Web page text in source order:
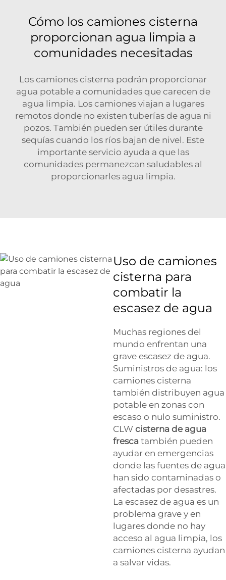
Cómo los camiones cisterna
proporcionan agua limpia a
comunidades necesitadas
Los camiones cisterna podrán proporcionar
agua potable a comunidades que carecen de
agua limpia. Los camiones viajan a lugares
remotos donde no existen tuberías de agua ni
pozos. También pueden ser útiles durante
sequías cuando los ríos bajan de nivel. Este
importante servicio ayuda a que las
comunidades permanezcan saludables al
proporcionarles agua limpia.
Uso de camiones
cisterna para
combatir la
escasez de agua
Muchas regiones del
mundo enfrentan una
grave escasez de agua.
Suministros de agua: los
camiones cisterna
también distribuyen agua
potable en zonas con
escaso o nulo suministro.
CLW cisterna de agua
fresca también pueden
ayudar en emergencias
donde las fuentes de agua
han sido contaminadas o
afectadas por desastres.
La escasez de agua es un
problema grave y en
lugares donde no hay
acceso al agua limpia, los
camiones cisterna ayudan
a salvar vidas.